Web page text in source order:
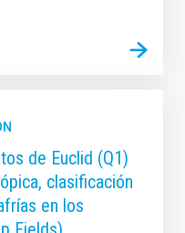
de Euclid (Q1)
clasificación
en los